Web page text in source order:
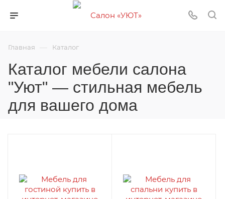
Главная — Каталог
Каталог мебели салона
"Уют" — стильная мебель
для вашего дома